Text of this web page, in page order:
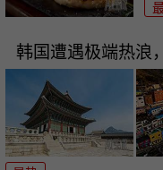
韩国遭遇极端热浪